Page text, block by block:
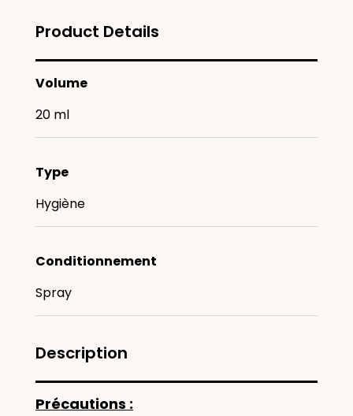
Product Details
Volume
20 ml
Type
Hygiène
Conditionnement
Spray
Description
Précautions :